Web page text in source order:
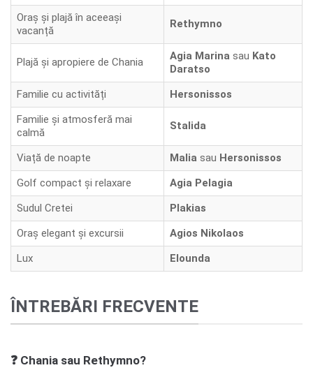
Oraș și plajă în aceeași
vacanță
Rethymno
Plajă și apropiere de Chania Agia Marina sau Kato
Daratso
Familie cu activități
Hersonissos
Familie și atmosferă mai
calmă
Stalida
Viață de noapte Malia sau Hersonissos
Golf compact și relaxare
Agia Pelagia
Sudul Cretei
Plakias
Oraș elegant și excursii
Agios Nikolaos
Lux
Elounda
ÎNTREBĂRI FRECVENTE
❓ Chania sau Rethymno?